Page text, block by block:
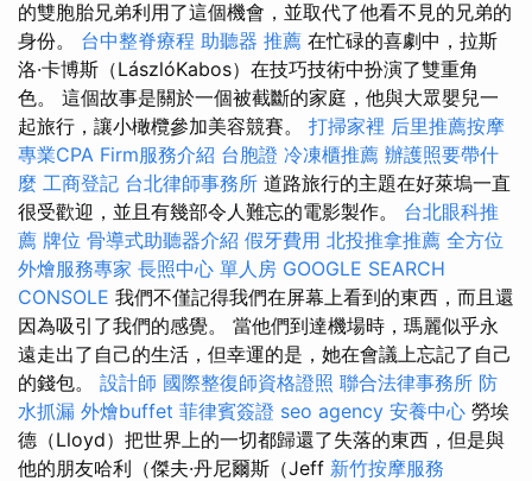
的雙胞胎兄弟利用了這個機會，並取代了他看不見的兄弟的
身份。 台中整脊療程 助聽器 推薦 在忙碌的喜劇中，拉斯
洛·卡博斯（LászlóKabos）在技巧技術中扮演了雙重角
色。 這個故事是關於一個被截斷的家庭，他與大眾嬰兒一
起旅行，讓小橄欖參加美容競賽。 打掃家裡 后里推薦按摩
專業CPA Firm服務介紹 台胞證 冷凍櫃推薦 辦護照要帶什
麼 工商登記 台北律師事務所 道路旅行的主題在好萊塢一直
很受歡迎，並且有幾部令人難忘的電影製作。 台北眼科推
薦 牌位 骨導式助聽器介紹 假牙費用 北投推拿推薦 全方位
外燴服務專家 長照中心 單人房 GOOGLE SEARCH
CONSOLE 我們不僅記得我們在屏幕上看到的東西，而且還
因為吸引了我們的感覺。 當他們到達機場時，瑪麗似乎永
遠走出了自己的生活，但幸運的是，她在會議上忘記了自己
的錢包。 設計師 國際整復師資格證照 聯合法律事務所 防
水抓漏 外燴buffet 菲律賓簽證 seo agency 安養中心 勞埃
德（Lloyd）把世界上的一切都歸還了失落的東西，但是與
他的朋友哈利（傑夫·丹尼爾斯（Jeff 新竹按摩服務